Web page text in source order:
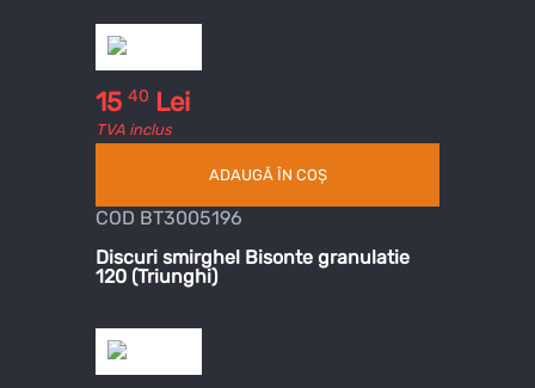
15 40 Lei
TVA inclus
ADAUGĂ ÎN COȘ
COD BT3005196
Discuri smirghel Bisonte granulatie
120 (Triunghi)